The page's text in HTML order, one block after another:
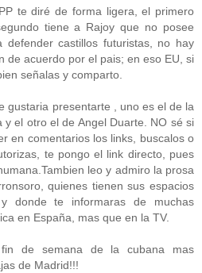
te diré de forma ligera, el primero
tiene a Rajoy que no posee
defender castillos futuristas, no hay
de acuerdo por el pais; en eso EU, si
señalas y comparto.
gustaria presentarte , uno es el de la
y el otro el de Angel Duarte. NO sé si
en comentarios los links, buscalos o
te pongo el link directo, pues
leo y admiro la prosa
quienes tienen sus espacios
donde te informaras de muchas
en España, mas que en la TV.
de semana de la cubana mas
de Madrid!!!